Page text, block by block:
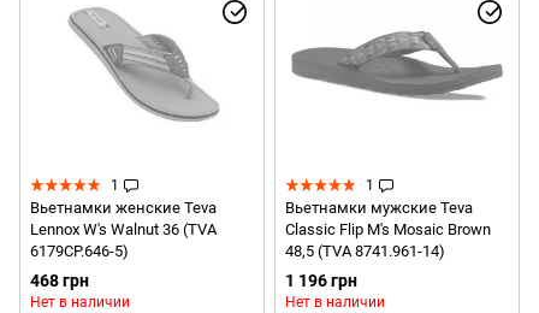
1
Вьетнамки женские Teva
Lennox W's Walnut 36 (TVA
6179CP.646-5)
468 грн
Нет в наличии
1
Вьетнамки мужские Teva
Classic Flip M's Mosaic Brown
48,5 (TVA 8741.961-14)
1 196 грн
Нет в наличии